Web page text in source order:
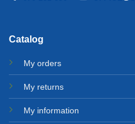
Catalog
My orders
My returns
My information